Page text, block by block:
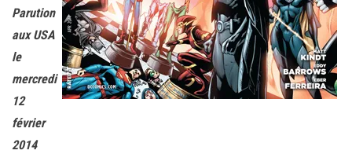
Parution
aux USA
le
mercredi
12
février
2014